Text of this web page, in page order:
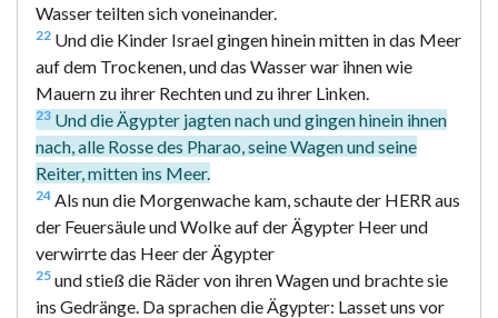
Wasser teilten sich voneinander.
22 Und die Kinder Israel gingen hinein mitten in das Meer
auf dem Trockenen, und das Wasser war ihnen wie
Mauern zu ihrer Rechten und zu ihrer Linken.
23 Und die Ägypter jagten nach und gingen hinein ihnen
nach, alle Rosse des Pharao, seine Wagen und seine
Reiter, mitten ins Meer.
24 Als nun die Morgenwache kam, schaute der HERR aus
der Feuersäule und Wolke auf der Ägypter Heer und
verwirrte das Heer der Ägypter
25 und stieß die Räder von ihren Wagen und brachte sie
ins Gedränge. Da sprachen die Ägypter: Lasset uns vor